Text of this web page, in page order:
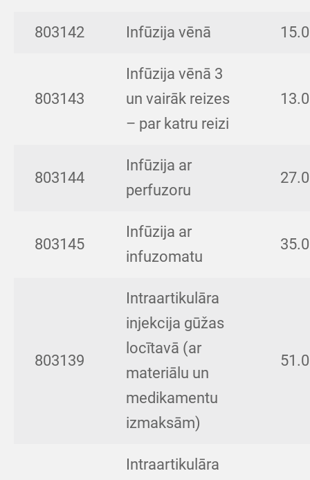
803142 Infūzija vēnā
803143
Infūzija vēnā 3
un vairāk reizes
– par katru reizi
803144
Infūzija ar
perfuzoru
803145
Infūzija ar
infuzomatu
803139
Intraartikulāra
injekcija gūžas
locītavā (ar
materiālu un
medikamentu
izmaksām)
Intraartikulāra